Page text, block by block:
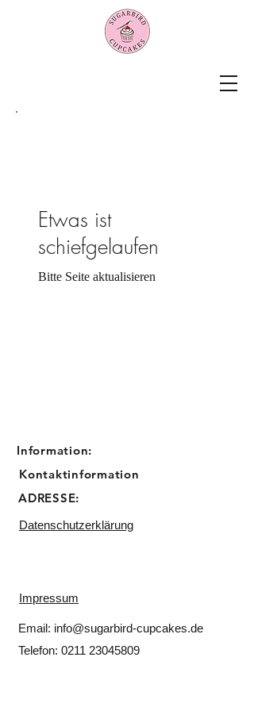
Etwas ist
schiefgelaufen
Bitte Seite aktualisieren
Information:
Kontaktinformation
ADRESSE:
Datenschutzerklärung
Impressum
Email: info@sugarbird-cupcakes.de
Telefon: 0211 23045809